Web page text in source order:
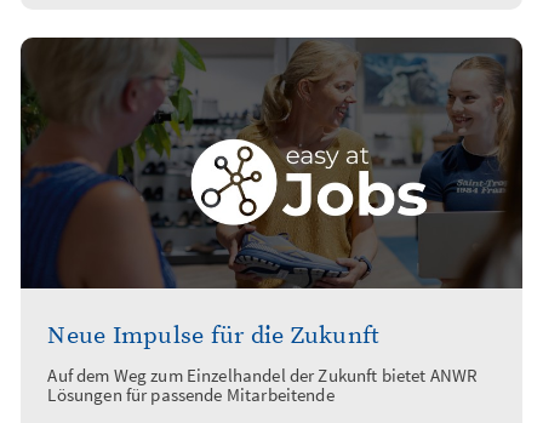
Neue Impulse für die Zukunft
Auf dem Weg zum Einzelhandel der Zukunft bietet ANWR
Lösungen für passende Mitarbeitende